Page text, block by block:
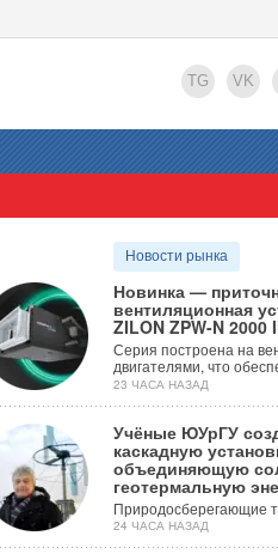
TG VK
Новости рынка
Новинка —
вентиляционная
ZILON ZPW-N 2000
Серия построена на
двигателями, что
23 ЧАСА НАЗАД
Учёные ЮУрГУ
каскадную
объединяющую
геотермальную
Природосберегающие
24 ЧАСА НАЗАД